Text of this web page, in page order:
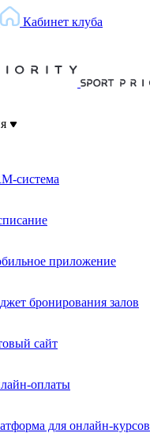
Кабинет клуба
система
приложение
бронирования залов
сайт
оплаты
для онлайн-курсов